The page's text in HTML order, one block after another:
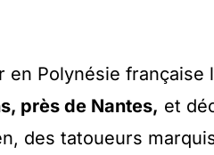
en Polynésie française
près de Nantes, et
des tatoueurs